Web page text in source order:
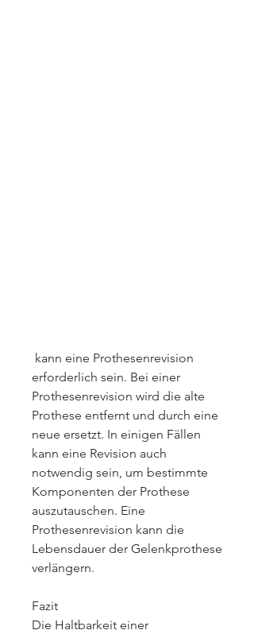
erforderlich sein. Bei einer
Prothesenrevision wird die alte
Prothese entfernt und durch eine
neue ersetzt. In einigen Fällen
kann eine Revision auch
notwendig sein, um bestimmte
Komponenten der Prothese
auszutauschen. Eine
Prothesenrevision kann die
Lebensdauer der Gelenkprothese
verlängern.
Fazit
Die Haltbarkeit einer